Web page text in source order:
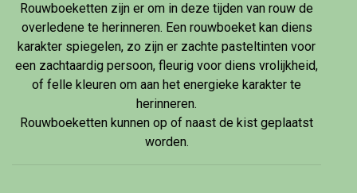
Rouwboeketten zijn er om in deze tijden van rouw de
overledene te herinneren. Een rouwboeket kan diens
karakter spiegelen, zo zijn er zachte pasteltinten voor
een zachtaardig persoon, fleurig voor diens vrolijkheid,
of felle kleuren om aan het energieke karakter te
herinneren.
Rouwboeketten kunnen op of naast de kist geplaatst
worden.